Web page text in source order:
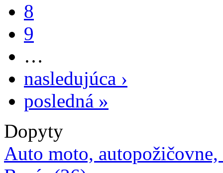
8
9
…
nasledujúca ›
posledná »
Dopyty
Auto moto,